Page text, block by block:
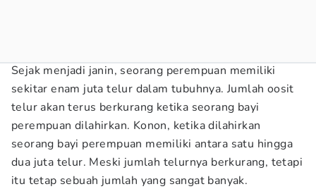
Sejak menjadi janin, seorang perempuan memiliki
sekitar enam juta telur dalam tubuhnya. Jumlah oosit
telur akan terus berkurang ketika seorang bayi
perempuan dilahirkan. Konon, ketika dilahirkan
seorang bayi perempuan memiliki antara satu hingga
dua juta telur. Meski jumlah telurnya berkurang, tetapi
itu tetap sebuah jumlah yang sangat banyak.